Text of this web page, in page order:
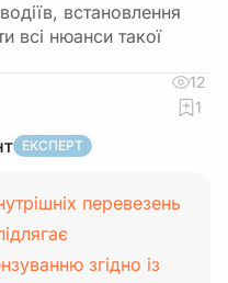
встановлення
всі нюанси такої
12
1
ЕКСПЕРТ
перевезень
згідно із